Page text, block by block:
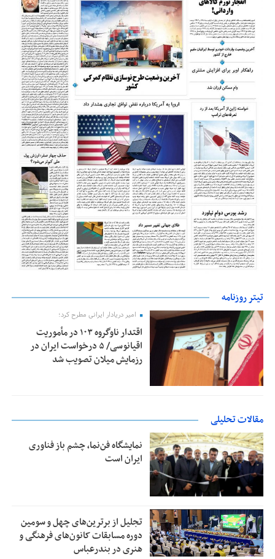
تیتر روزنامه
امیر دریادار ایرانی مطرح کرد؛
اقتدار ناوگروه ۱۰۳ در مأموریت‌
اقیانوسی/ ۵ درخواست ایران در
رزمایش میلان تصویب شد
مقالات تحلیلی
نمایشگاه فن‌نما، چشم باز فناوری
ایران است
تجلیل از بر‌ترین‌های چهل و سومین
دوره مسابقات کانون‌های فرهنگی و
هنری در بندرعباس